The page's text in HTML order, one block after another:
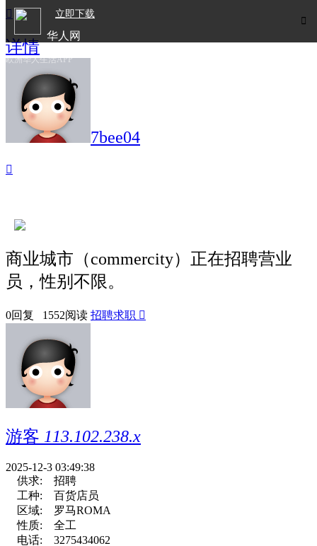

立即下载
华人网
欧洲华人生活APP

详情
7bee04

商业城市（commercity）正在招聘营业
员，性别不限。
0回复 1552阅读 招聘求职 
游客 113.102.238.x
2025-12-3 03:49:38
供求:
招聘
工种:
百货店员
区域:
罗马ROMA
性质:
全工
电话:
3275434062